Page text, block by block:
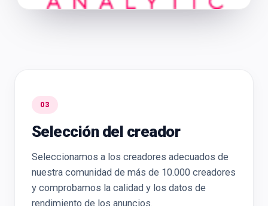
03
Selección del creador
Seleccionamos a los creadores adecuados de
nuestra comunidad de más de 10.000 creadores
y comprobamos la calidad y los datos de
rendimiento de los anuncios.